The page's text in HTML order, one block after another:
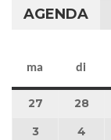
AGENDA
ma maandag
di
27 27 juli 2026
28 28
3 3 augustus
4 4